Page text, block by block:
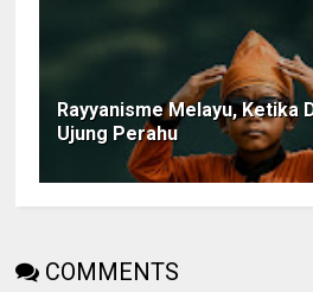
Rayyanisme Melayu, Ketika
Ujung Perahu
COMMENTS